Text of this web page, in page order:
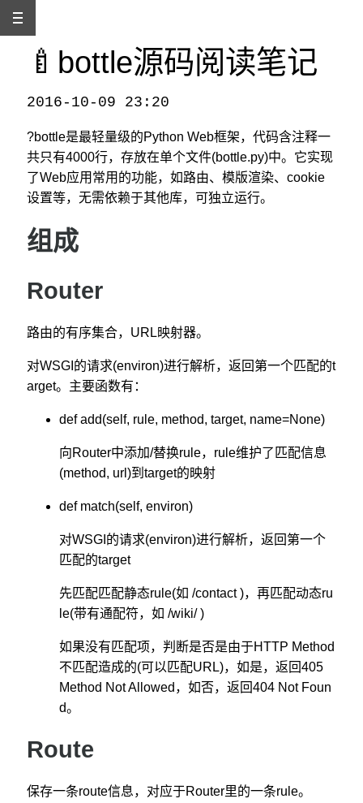
🍼bottle源码阅读笔记
2016-10-09 23:20
?bottle是最轻量级的Python Web框架，代码含注释一
共只有4000行，存放在单个文件(bottle.py)中。它实现
了Web应用常用的功能，如路由、模版渲染、cookie
设置等，无需依赖于其他库，可独立运行。
组成
Router
路由的有序集合，URL映射器。
对WSGI的请求(environ)进行解析，返回第一个匹配的t
arget。主要函数有：
def add(self, rule, method, target, name=None)
向Router中添加/替换rule，rule维护了匹配信息
(method, url)到target的映射
def match(self, environ)
对WSGI的请求(environ)进行解析，返回第一个
匹配的target
先匹配匹配静态rule(如 /contact )，再匹配动态ru
le(带有通配符，如 /wiki/ )
如果没有匹配项，判断是否是由于HTTP Method
不匹配造成的(可以匹配URL)，如是，返回405
Method Not Allowed，如否，返回404 Not Foun
d。
Route
保存一条route信息，对应于Router里的一条rule。